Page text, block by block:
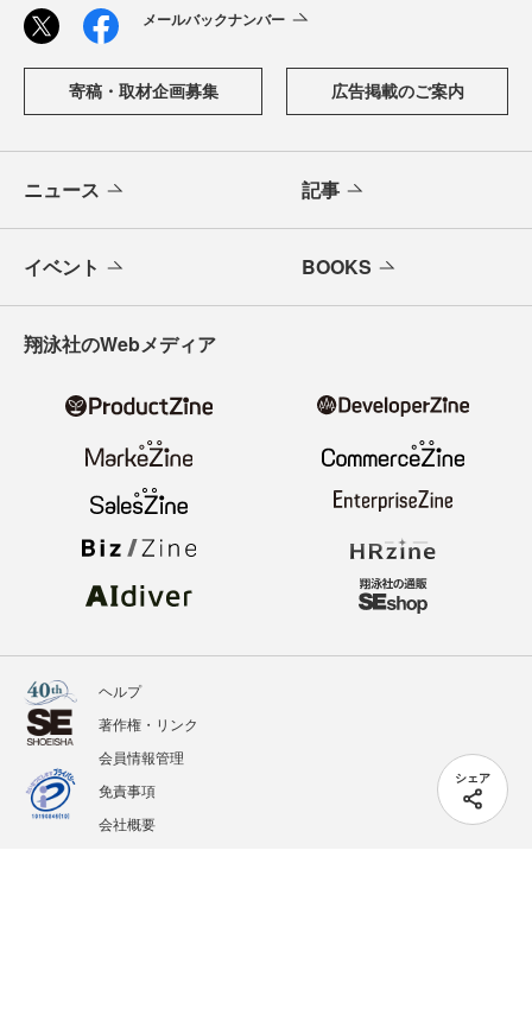
シェア
メールバックナンバー
寄稿・取材企画募集 広告掲載のご案内
ニュース 記事
イベント BOOKS
翔泳社のWebメディア
ヘルプ
著作権・リンク
会員情報管理
免責事項
会社概要